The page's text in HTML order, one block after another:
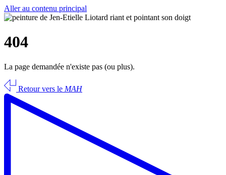
Aller au contenu principal
404
La page demandée n'existe pas (ou plus).
Retour vers le MAH